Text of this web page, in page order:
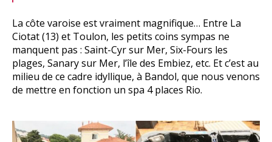
La côte varoise est vraiment magnifique… Entre La
Ciotat (13) et Toulon, les petits coins sympas ne
manquent pas : Saint-Cyr sur Mer, Six-Fours les
plages, Sanary sur Mer, l’île des Embiez, etc. Et c’est au
milieu de ce cadre idyllique, à Bandol, que nous venons
de mettre en fonction un spa 4 places Rio.